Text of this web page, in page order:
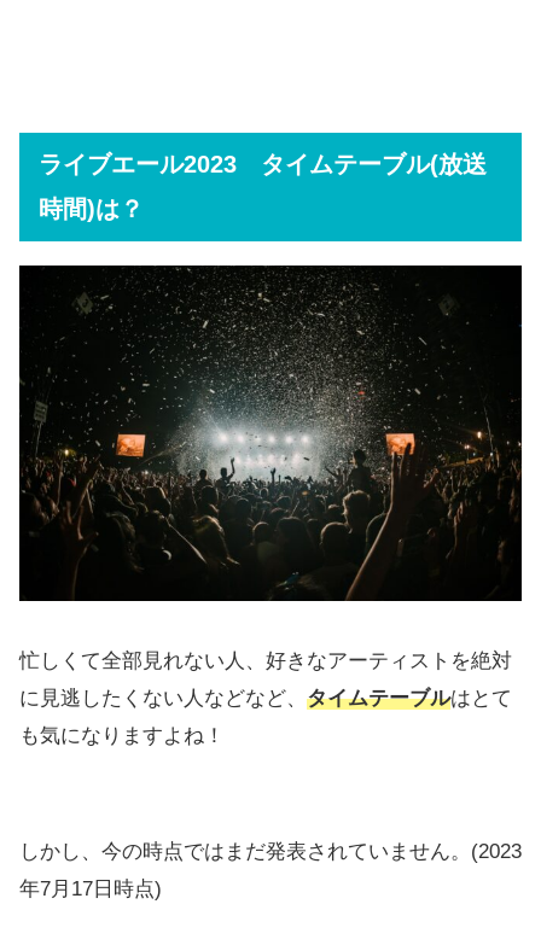
ライブエール2023 タイムテーブル(放送
時間)は？
忙しくて全部見れない人、好きなアーティストを絶対
に見逃したくない人などなど、 タイムテーブルはとて
も気になりますよね！
しかし、今の時点ではまだ発表されていません。(2023
年7月17日時点)